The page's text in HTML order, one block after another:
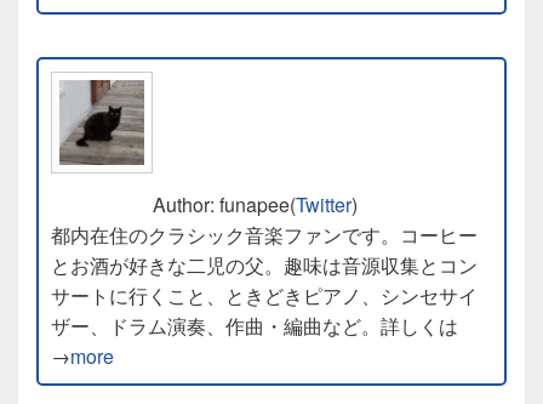
Author: funapee(Twitter)
都内在住のクラシック音楽ファンです。コーヒー
とお酒が好きな二児の父。趣味は音源収集とコン
サートに行くこと、ときどきピアノ、シンセサイ
ザー、ドラム演奏、作曲・編曲など。詳しくは
→more